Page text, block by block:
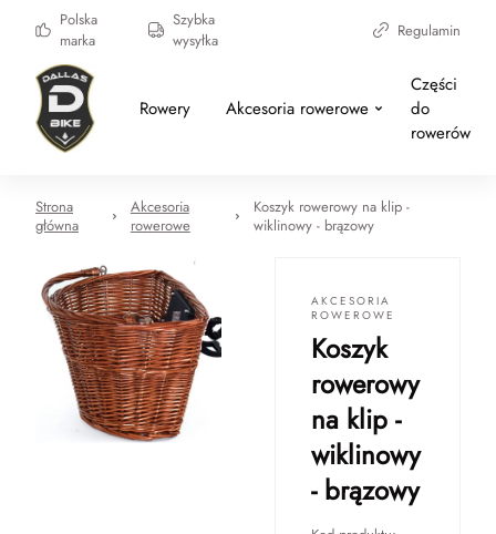
Polska
marka
Szybka
wysyłka
Regulamin
Rowery Akcesoria rowerowe
Części
do
rowerów
Strona
główna
Akcesoria
rowerowe
Koszyk rowerowy na klip -
wiklinowy - brązowy
AKCESORIA
ROWEROWE
Koszyk
rowerowy
na klip -
wiklinowy
- brązowy